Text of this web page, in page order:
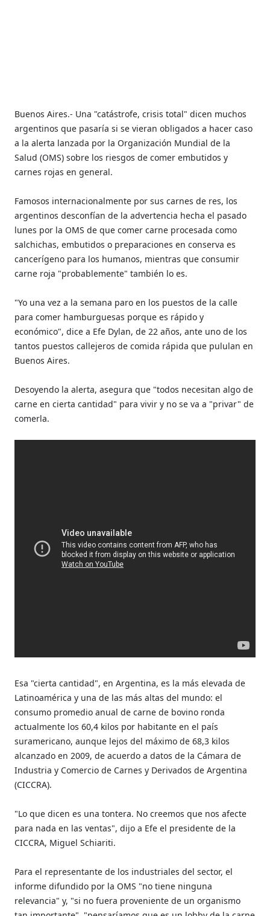
Buenos Aires.- Una "catástrofe, crisis total" dicen muchos
argentinos que pasaría si se vieran obligados a hacer caso
a la alerta lanzada por la Organización Mundial de la
Salud (OMS) sobre los riesgos de comer embutidos y
carnes rojas en general.
Famosos internacionalmente por sus carnes de res, los
argentinos desconfían de la advertencia hecha el pasado
lunes por la OMS de que comer carne procesada como
salchichas, embutidos o preparaciones en conserva es
cancerígeno para los humanos, mientras que consumir
carne roja "probablemente" también lo es.
"Yo una vez a la semana paro en los puestos de la calle
para comer hamburguesas porque es rápido y
económico", dice a Efe Dylan, de 22 años, ante uno de los
tantos puestos callejeros de comida rápida que pululan en
Buenos Aires.
Desoyendo la alerta, asegura que "todos necesitan algo de
carne en cierta cantidad" para vivir y no se va a "privar" de
comerla.
Esa "cierta cantidad", en Argentina, es la más elevada de
Latinoamérica y una de las más altas del mundo: el
consumo promedio anual de carne de bovino ronda
actualmente los 60,4 kilos por habitante en el país
suramericano, aunque lejos del máximo de 68,3 kilos
alcanzado en 2009, de acuerdo a datos de la Cámara de
Industria y Comercio de Carnes y Derivados de Argentina
(CICCRA).
"Lo que dicen es una tontera. No creemos que nos afecte
para nada en las ventas", dijo a Efe el presidente de la
CICCRA, Miguel Schiariti.
Para el representante de los industriales del sector, el
informe difundido por la OMS "no tiene ninguna
relevancia" y, "si no fuera proveniente de un organismo